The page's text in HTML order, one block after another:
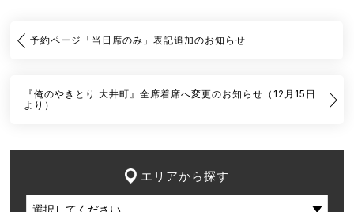
予約ページ「当日席のみ」表記追加のお知らせ
『俺のやきとり 大井町』全席着席へ変更のお知らせ（12月15日
より）
エリアから探す